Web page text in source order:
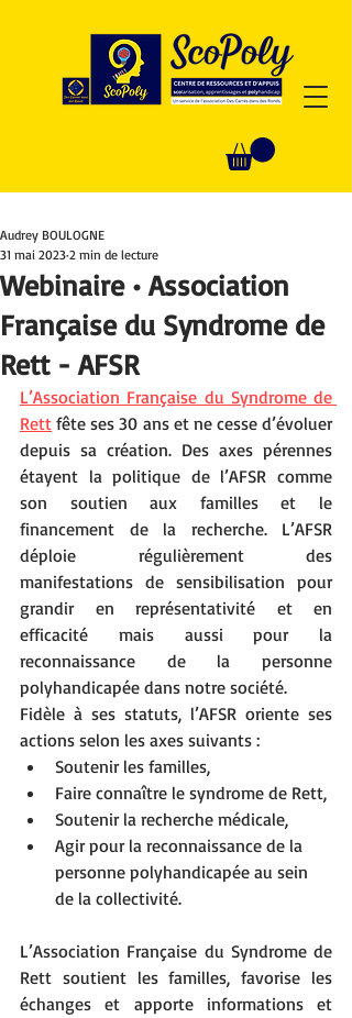
Webinaire • Association
Française du Syndrome de
Rett - AFSR
Audrey BOULOGNE
31 mai 2023 2 min de lecture
L’Association Française du Syndrome de
Rett fête ses 30 ans et ne cesse d’évoluer
depuis sa création. Des axes pérennes
étayent la politique de l’AFSR comme
son soutien aux familles et le
financement de la recherche. L’AFSR
déploie régulièrement des
manifestations de sensibilisation pour
grandir en représentativité et en
efficacité mais aussi pour la
reconnaissance de la personne
polyhandicapée dans notre société.
Fidèle à ses statuts, l’AFSR oriente ses
actions selon les axes suivants :
Soutenir les familles,
Faire connaître le syndrome de Rett,
Soutenir la recherche médicale,
Agir pour la reconnaissance de la
personne polyhandicapée au sein
de la collectivité.
L’Association Française du Syndrome de
Rett soutient les familles, favorise les
échanges et apporte informations et